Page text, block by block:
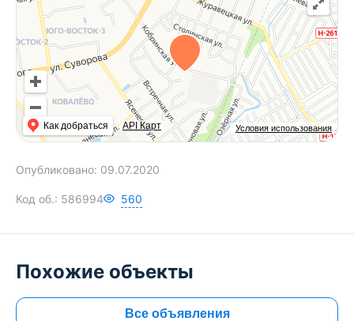
Условия использования
Как добраться API Карт
Опубликовано: 09.07.2020
Код об.: 586994 560
Похожие объекты
Все объявления